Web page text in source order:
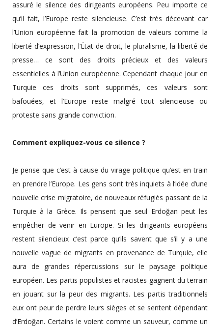
assuré le silence des dirigeants européens. Peu importe ce
qu’il fait, l’Europe reste silencieuse. C’est très décevant car
l’Union européenne fait la promotion de valeurs comme la
liberté d’expression, l’État de droit, le pluralisme, la liberté de
presse… ce sont des droits précieux et des valeurs
essentielles à l’Union européenne. Cependant chaque jour en
Turquie ces droits sont supprimés, ces valeurs sont
bafouées, et l’Europe reste malgré tout silencieuse ou
proteste sans grande conviction.
Comment expliquez-vous ce silence ?
Je pense que c’est à cause du virage politique qu’est en train
en prendre l’Europe. Les gens sont très inquiets à l’idée d’une
nouvelle crise migratoire, de nouveaux réfugiés passant de la
Turquie à la Grèce. Ils pensent que seul Erdoğan peut les
empêcher de venir en Europe. Si les dirigeants européens
restent silencieux c’est parce qu’ils savent que s’il y a une
nouvelle vague de migrants en provenance de Turquie, elle
aura de grandes répercussions sur le paysage politique
européen. Les partis populistes et racistes gagnent du terrain
en jouant sur la peur des migrants. Les partis traditionnels
eux ont peur de perdre leurs sièges et se sentent dépendant
d’Erdoğan. Certains le voient comme un sauveur, comme un